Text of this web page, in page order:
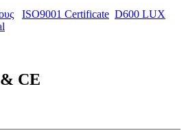
ISO9001 Certificate D600 LUX
CE